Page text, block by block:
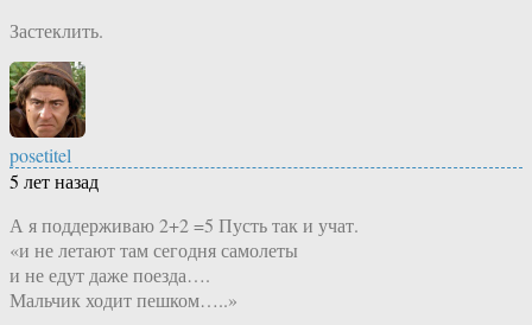
Застеклить.
posetitel
5 лет назад
А я поддерживаю 2+2 =5 Пусть так и учат.
«и не летают там сегодня самолеты
и не едут даже поезда….
Мальчик ходит пешком…..»